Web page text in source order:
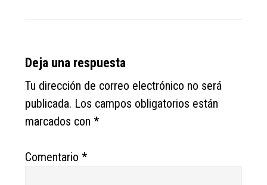
Reader
Interactions
Deja una respuesta
Tu dirección de correo electrónico no será
publicada. Los campos obligatorios están
marcados con*
Comentario*